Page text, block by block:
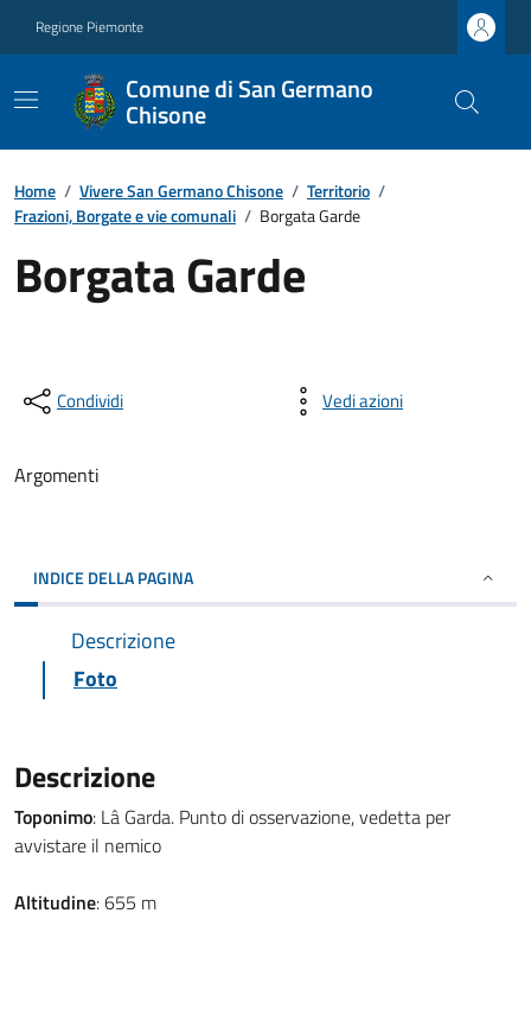
Regione Piemonte
Comune di San Germano
Chisone
Home / Vivere San Germano Chisone / Territorio /
Frazioni, Borgate e vie comunali / Borgata Garde
Borgata Garde
Condividi Vedi azioni
Argomenti
INDICE DELLA PAGINA
Descrizione
Foto
Descrizione
Toponimo: Lâ Garda. Punto di osservazione, vedetta per
avvistare il nemico
Altitudine: 655 m